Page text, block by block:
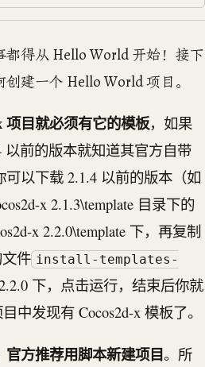
都得从 Hello World 开始！接下
建一个 Hello World 项目。
项目就必须有它的模板，如果
以前的版本就知道其官方自带
以下载 2.1.4 以前的版本（如
x 2.1.3\template 目录下的
x 2.2.0\template 下，再复制
件 install-templates-
下，点击运行，结束后你就
中发现有 Cocos2d-x 模板了。
官方推荐用脚本新建项目。所